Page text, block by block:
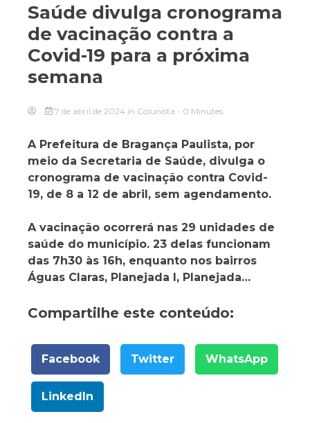
Saúde divulga cronograma
de vacinação contra a
Covid-19 para a próxima
semana
7 de abril de 2024 in Colunista - 0 Minutes
A Prefeitura de Bragança Paulista, por
meio da Secretaria de Saúde, divulga o
cronograma de vacinação contra Covid-
19, de 8 a 12 de abril, sem agendamento.
A vacinação ocorrerá nas 29 unidades de
saúde do município. 23 delas funcionam
das 7h30 às 16h, enquanto nos bairros
Águas Claras, Planejada I, Planejada…
Compartilhe este conteúdo:
Facebook Twitter WhatsApp
LinkedIn